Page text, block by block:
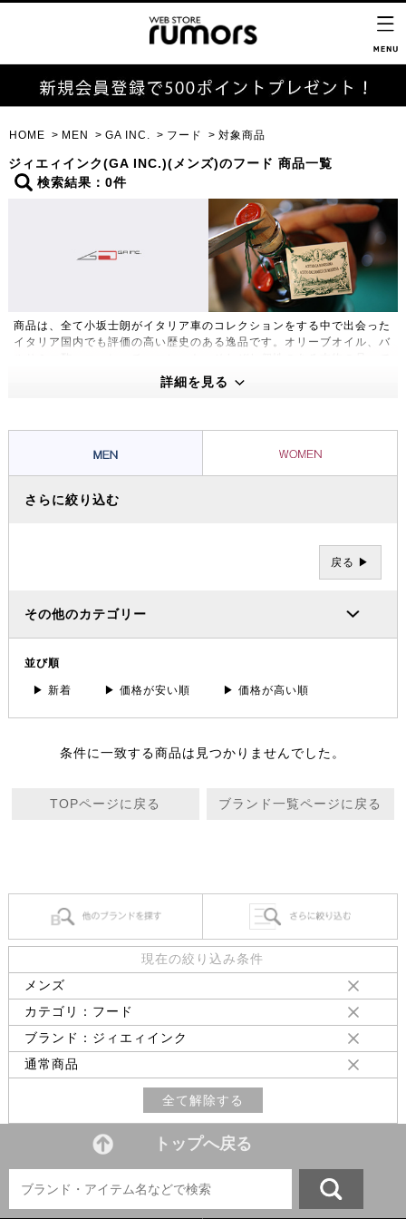
HOME MEN GA INC. フード 対象商品
ジィエィインク(GA INC.)(メンズ)のフード 商品一覧
検索結果：0件
商品は、全て小坂士朗がイタリア車のコレクションをする中で出会った
イタリア国内でも評価の高い歴史のある逸品です。オリーブオイル、バ
す。ぜひご賞味いただき、イタリアの空気を感じてください。
詳細を見る
さらに絞り込む
戻る ▶
その他のカテゴリー
並び順
▶ 新着 ▶ 価格が安い順 ▶ 価格が高い順
条件に一致する商品は見つかりませんでした。
TOPページに戻る ブランド一覧ページに戻る
現在の絞り込み条件
メンズ
カテゴリ：フード
ブランド：ジィエィインク
通常商品
全て解除する
トップへ戻る